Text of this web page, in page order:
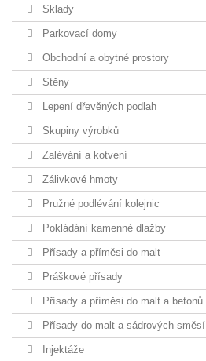
Sklady
Parkovací domy
Obchodní a obytné prostory
Stěny
Lepení dřevěných podlah
Skupiny výrobků
Zalévání a kotvení
Zálivkové hmoty
Pružné podlévání kolejnic
Pokládání kamenné dlažby
Přísady a příměsi do malt
Práškové přísady
Přísady a příměsi do malt a betonů
Přísady do malt a sádrových směsí
Injektáže